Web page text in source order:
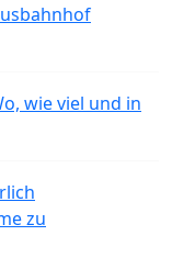
wie viel und in
zu